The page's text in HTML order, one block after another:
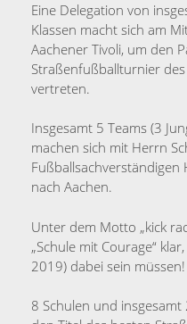
Mai
2024
Eine Delegation von
Klassen macht sich am
Aachener Tivoli, um den
Straßenfußballturnier
vertreten.
Insgesamt 5 Teams (3
machen sich mit Herrn
Fußballsachverständigen
nach Aachen.
Unter dem Motto „kick
„Schule mit Courage“
2019) dabei sein müssen!
8 Schulen und